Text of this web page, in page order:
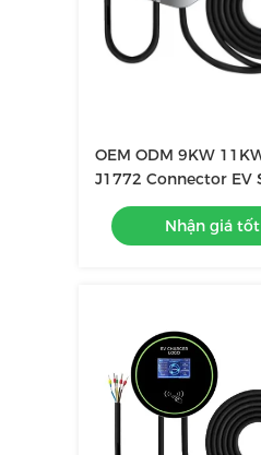
OEM ODM 9KW
J1772 Connector EV
Car Home Charging
điện EV
Nhận giá